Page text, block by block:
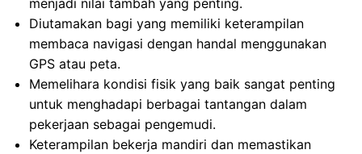
menjadi nilai tambah yang penting.
Diutamakan bagi yang memiliki keterampilan
membaca navigasi dengan handal menggunakan
GPS atau peta.
Memelihara kondisi fisik yang baik sangat penting
untuk menghadapi berbagai tantangan dalam
pekerjaan sebagai pengemudi.
Keterampilan bekerja mandiri dan memastikan